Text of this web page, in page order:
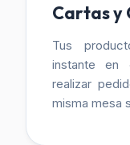
Cartas y
Tus
instante en
realizar
misma mesa